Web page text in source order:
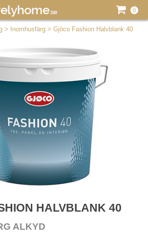
0
> Inomhusfärg > Gjöco Fashion Halvblank 40
HALVBLANK 40
ALKYD